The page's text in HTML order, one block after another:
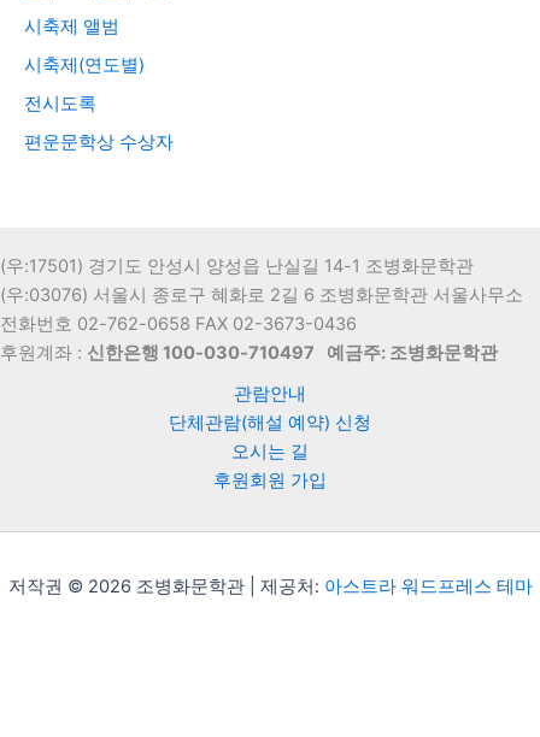
시축제 앨범
시축제(연도별)
전시도록
편운문학상 수상자
(우:17501) 경기도 안성시 양성읍 난실길 14-1 조병화문학관
(우:03076) 서울시 종로구 혜화로 2길 6 조병화문학관 서울사무소
전화번호 02-762-0658 FAX 02-3673-0436
후원계좌 : 신한은행 100-030-710497
예금주: 조병화문학관
관람안내
단체관람(해설 예약) 신청
오시는 길
후원회원 가입
저작권 © 2026 조병화문학관 | 제공처: 아스트라 워드프레스 테마